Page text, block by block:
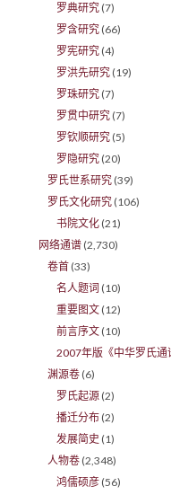
罗典研究 (7)
罗含研究 (66)
罗宪研究 (4)
罗洪先研究 (19)
罗珠研究 (7)
罗贯中研究 (7)
罗钦顺研究 (5)
罗隐研究 (20)
罗氏世系研究 (39)
罗氏文化研究 (106)
书院文化 (21)
网络通谱 (2,730)
卷首 (33)
名人题词 (10)
重要图文 (12)
前言序文 (10)
2007年版《中华罗氏通
渊源卷 (6)
罗氏起源 (2)
播迁分布 (2)
发展简史 (1)
人物卷 (2,348)
鸿儒硕彦 (56)